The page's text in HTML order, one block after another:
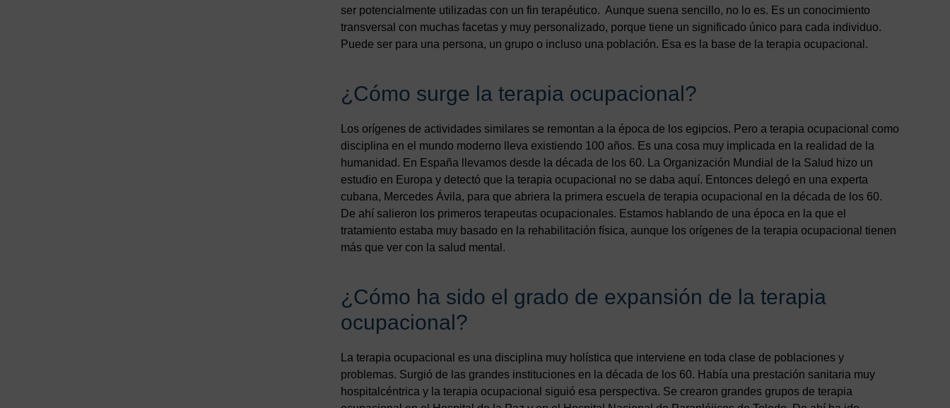
ser potencialmente utilizadas con un fin terapéutico. Aunque suena sencillo, no lo es. Es un conocimiento
transversal con muchas facetas y muy personalizado, porque tiene un significado único para cada individuo.
Puede ser para una persona, un grupo o incluso una población. Esa es la base de la terapia ocupacional.
¿Cómo surge la terapia ocupacional?
Los orígenes de actividades similares se remontan a la época de los egipcios. Pero a terapia ocupacional como
disciplina en el mundo moderno lleva existiendo 100 años. Es una cosa muy implicada en la realidad de la
humanidad. En España llevamos desde la década de los 60. La Organización Mundial de la Salud hizo un
estudio en Europa y detectó que la terapia ocupacional no se daba aquí. Entonces delegó en una experta
cubana, Mercedes Ávila, para que abriera la primera escuela de terapia ocupacional en la década de los 60.
De ahí salieron los primeros terapeutas ocupacionales. Estamos hablando de una época en la que el
tratamiento estaba muy basado en la rehabilitación física, aunque los orígenes de la terapia ocupacional tienen
más que ver con la salud mental.
¿Cómo ha sido el grado de expansión de la terapia
ocupacional?
La terapia ocupacional es una disciplina muy holística que interviene en toda clase de poblaciones y
problemas. Surgió de las grandes instituciones en la década de los 60. Había una prestación sanitaria muy
hospitalcéntrica y la terapia ocupacional siguió esa perspectiva. Se crearon grandes grupos de terapia